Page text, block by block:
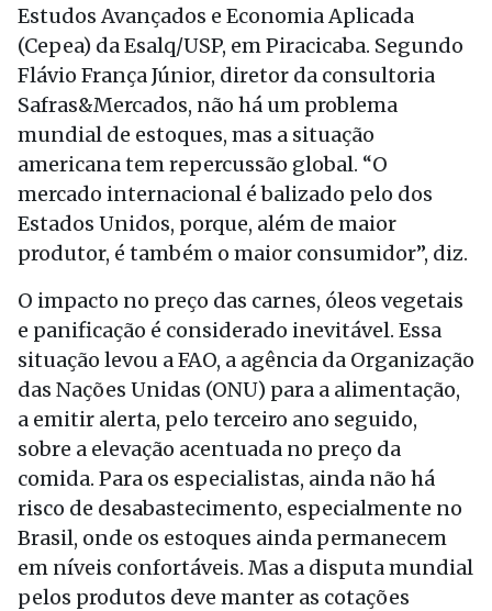
Estudos Avançados e Economia Aplicada
(Cepea) da Esalq/USP, em Piracicaba. Segundo
Flávio França Júnior, diretor da consultoria
Safras&Mercados, não há um problema
mundial de estoques, mas a situação
americana tem repercussão global. “O
mercado internacional é balizado pelo dos
Estados Unidos, porque, além de maior
produtor, é também o maior consumidor”, diz.
O impacto no preço das carnes, óleos vegetais
e panificação é considerado inevitável. Essa
situação levou a FAO, a agência da Organização
das Nações Unidas (ONU) para a alimentação,
a emitir alerta, pelo terceiro ano seguido,
sobre a elevação acentuada no preço da
comida. Para os especialistas, ainda não há
risco de desabastecimento, especialmente no
Brasil, onde os estoques ainda permanecem
em níveis confortáveis. Mas a disputa mundial
pelos produtos deve manter as cotações